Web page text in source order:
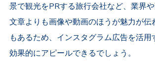
景で観光をPRする旅行会社など、業界
文章よりも画像や動画のほうが魅力が伝
もあるため、インスタグラム広告を活用
効果的にアピールできるでしょう。